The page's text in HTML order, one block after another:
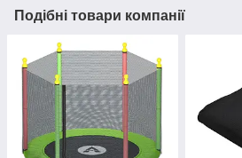
Подібні товари компанії